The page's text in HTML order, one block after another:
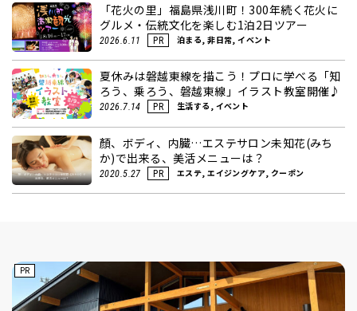
「花火の里」福島県浅川町！300年続く花火に
グルメ・伝統文化を楽しむ1泊2日ツアー
2026.6.11 PR 泊まる, 非日常, イベント
夏休みは磐越東線を描こう！プロに学べる「知
ろう、乗ろう、磐越東線」イラスト教室開催♪
2026.7.14 PR 生活する, イベント
顏、ボディ、内臓…エステサロン未知花(みち
か)で出来る、美活メニューは？
2020.5.27 PR エステ, エイジングケア, クーポン
PR